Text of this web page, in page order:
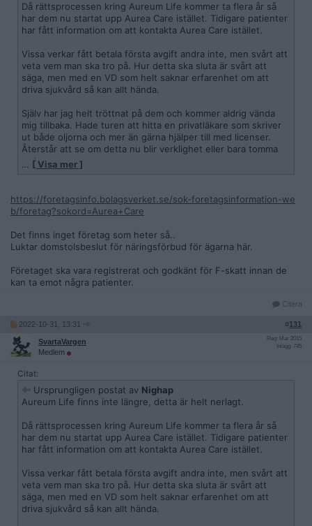
Då rättsprocessen kring Aureum Life kommer ta flera år så
har dem nu startat upp Aurea Care istället. Tidigare patienter
har fått information om att kontakta Aurea Care istället.
Vissa verkar fått betala första avgift andra inte, men svårt att
veta vem man ska tro på. Hur detta ska sluta är svårt att
säga, men med en VD som helt saknar erfarenhet om att
driva sjukvård så kan allt hända.
Själv har jag helt tröttnat på dem och kommer aldrig vända
mig tillbaka. Hade turen att hitta en privatläkare som skriver
ut både oljorna och mer än gärna hjälper till med licenser.
Återstår att se om detta nu blir verklighet eller bara tomma
ord.
koppling till folket bakom Aureum, vissa av dessa rykten ska
tydligen vara bekräftade, men mer vet jag inte.
… [ Visa mer ]
https://foretagsinfo.bolagsverket.se/sok-foretagsinformation-we
b/foretag?sokord=Aurea+Care
Det finns inget företag som heter så..
Luktar domstolsbeslut för näringsförbud för ägarna här.
Företaget ska vara registrerat och godkänt för F-skatt innan de
kan ta emot några patienter.
Citera
2022-10-31, 13:31 #131
SvartaVargen
Medlem
Reg: Mar 2015
Inlägg: 745
Citat:
Ursprungligen postat av Nighap
Aureum Life finns inte längre, detta är helt nerlagt.
Då rättsprocessen kring Aureum Life kommer ta flera år så
har dem nu startat upp Aurea Care istället. Tidigare patienter
har fått information om att kontakta Aurea Care istället.
Vissa verkar fått betala första avgift andra inte, men svårt att
veta vem man ska tro på. Hur detta ska sluta är svårt att
säga, men med en VD som helt saknar erfarenhet om att
driva sjukvård så kan allt hända.